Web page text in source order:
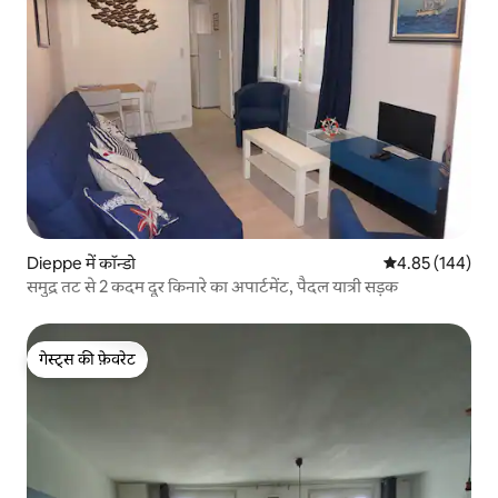
Dieppe में कॉन्डो औसत रेटिंग 5 में से
4.85 (144)
समुद्र तट से 2 कदम दूर किनारे का अपार्टमेंट, पैदल यात्री सड़क
गेस्ट्स की फ़ेवरेट
गेस्ट्स की फ़ेवरेट